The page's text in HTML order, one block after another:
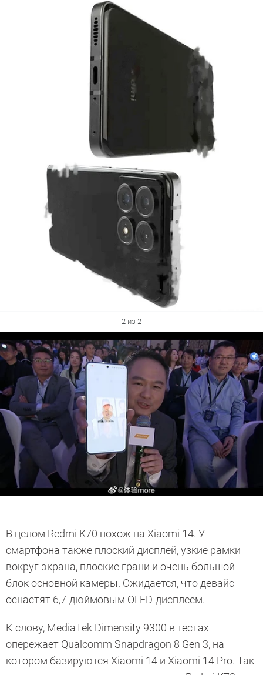
2 из 2
В целом Redmi K70 похож на Xiaomi 14. У
смартфона также плоский дисплей, узкие рамки
вокруг экрана, плоские грани и очень большой
блок основной камеры. Ожидается, что девайс
оснастят 6,7-дюймовым OLED-дисплеем.
К слову, MediaTek Dimensity 9300 в тестах
опережает Qualcomm Snapdragon 8 Gen 3, на
котором базируются Xiaomi 14 и Xiaomi 14 Pro. Так